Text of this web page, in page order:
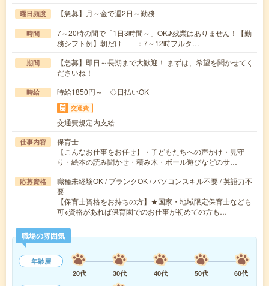
曜日頻度 【急募】月～金で週2日～勤務
時間
7～20時の間で「1日3時間～」OK♪残業はありません！【勤
務シフト例】朝だけ ：7～12時フルタ…
期間
【急募】即日～長期まで大歓迎！ まずは、希望を聞かせてく
ださいね！
時給 時給1850円～ ◇日払いOK
交通費
交通費規定内支給
仕事内容
保育士
【こんなお仕事をお任せ】・子どもたちへの声かけ・見守
り・絵本の読み聞かせ・積み木・ボール遊びなどのサ…
応募資格
職種未経験OK / ブランクOK / パソコンスキル不要 / 英語力不
要
【保育士資格をお持ちの方】★国家・地域限定保育士なども
可※資格があれば保育園でのお仕事が初めての方も…
職場の雰囲気
年齢層
20代
30代 40代 50代
60代